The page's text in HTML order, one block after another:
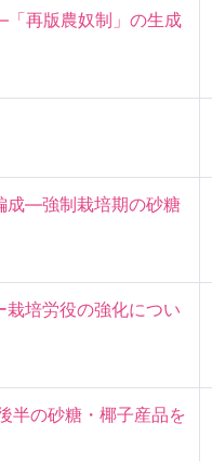
再版農奴制」の生成
成—強制栽培期の砂糖
栽培労役の強化につい
半の砂糖・椰子産品を